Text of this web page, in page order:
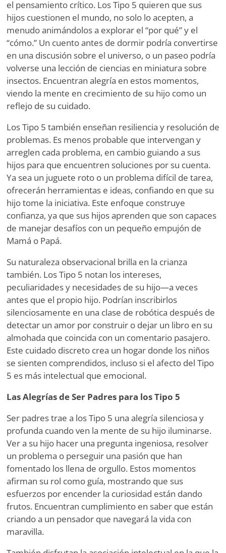
el pensamiento crítico. Los Tipo 5 quieren que sus
hijos cuestionen el mundo, no solo lo acepten, a
menudo animándolos a explorar el “por qué”y el
“cómo.” Un cuento antes de dormir podría convertirse
en una discusión sobre el universo, o un paseo podría
volverse una lección de ciencias en miniatura sobre
insectos. Encuentran alegría en estos momentos,
viendo la mente en crecimiento de su hijo como un
reflejo de su cuidado.
Los Tipo 5 también enseñan resiliencia y resolución de
problemas. Es menos probable que intervengan y
arreglen cada problema, en cambio guiando a sus
hijos para que encuentren soluciones por su cuenta.
Ya sea un juguete roto o un problema difícil de tarea,
ofrecerán herramientas e ideas, confiando en que su
hijo tome la iniciativa. Este enfoque construye
confianza, ya que sus hijos aprenden que son capaces
de manejar desafíos con un pequeño empujón de
Mamá o Papá.
Su naturaleza observacional brilla en la crianza
también. Los Tipo 5 notan los intereses,
peculiaridades y necesidades de su hijo—a veces
antes que el propio hijo. Podrían inscribirlos
silenciosamente en una clase de robótica después de
detectar un amor por construir o dejar un libro en su
almohada que coincida con un comentario pasajero.
Este cuidado discreto crea un hogar donde los niños
se sienten comprendidos, incluso si el afecto del Tipo
5 es más intelectual que emocional.
Las Alegrías de Ser Padres para los Tipo 5
Ser padres trae a los Tipo 5 una alegría silenciosa y
profunda cuando ven la mente de su hijo iluminarse.
Ver a su hijo hacer una pregunta ingeniosa, resolver
un problema o perseguir una pasión que han
fomentado los llena de orgullo. Estos momentos
afirman su rol como guía, mostrando que sus
esfuerzos por encender la curiosidad están dando
frutos. Encuentran cumplimiento en saber que están
criando a un pensador que navegará la vida con
maravilla.